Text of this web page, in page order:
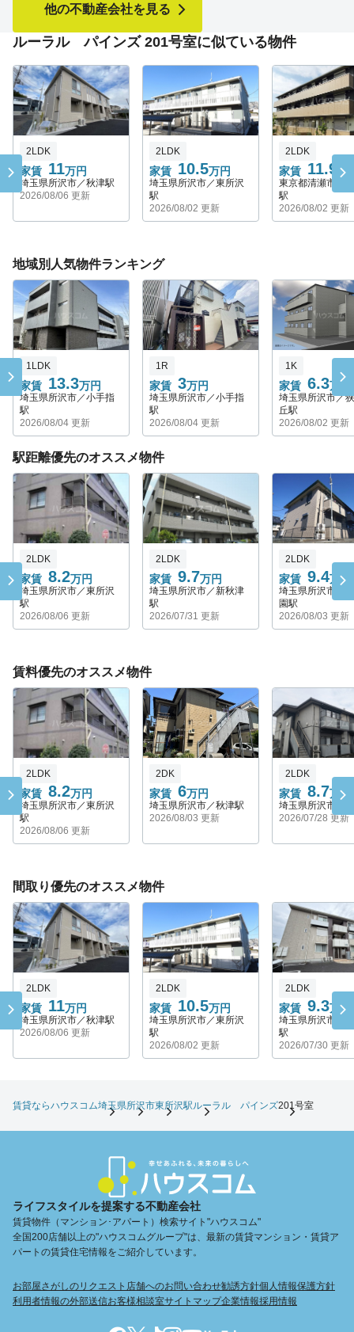
他の不動産会社を見る
ルーラル パインズ 201号室に似ている物件
家賃 11万円
2LDK
埼玉県所沢市／秋津駅
2026/08/06 更新
家賃 10.5万円
2LDK
埼玉県所沢市／東所沢
駅
2026/08/02 更新
家賃 11.9 万
2LDK
東京都清瀬市／
駅
2026/08/02 更新
地域別人気物件ランキング
家賃 13.3万円
1LDK
埼玉県所沢市／小手指
駅
2026/08/04 更新
家賃 3万円
1R
埼玉県所沢市／小手指
駅
2026/08/04 更新
家賃 6.3万円
1K
埼玉県所沢市／
丘駅
2026/08/02 更新
駅距離優先のオススメ物件
家賃 8.2万円
2LDK
埼玉県所沢市／東所沢
駅
2026/08/06 更新
家賃 9.7万円
2LDK
埼玉県所沢市／新秋津
駅
2026/07/31 更新
家賃 9.4万円
2LDK
埼玉県所沢市／
園駅
2026/08/03 更新
賃料優先のオススメ物件
家賃 8.2万円
2LDK
埼玉県所沢市／東所沢
駅
2026/08/06 更新
家賃 6万円
2DK
埼玉県所沢市／秋津駅
2026/08/03 更新
家賃 8.7万円
2LDK
埼玉県所沢市／
2026/07/28 更新
間取り優先のオススメ物件
家賃 11万円
2LDK
埼玉県所沢市／秋津駅
2026/08/06 更新
家賃 10.5万円
2LDK
埼玉県所沢市／東所沢
駅
2026/08/02 更新
家賃 9.3万円
2LDK
埼玉県所沢市／
駅
2026/07/30 更新
賃貸ならハウスコム埼玉県所沢市東所沢駅ルーラル パインズ201号室
ライフスタイルを提案する不動産会社
賃貸物件（マンション･アパート）検索サイト"ハウスコム"
全国200店舗以上の"ハウスコムグループ"は、最新の賃貸マンション・賃貸ア
パートの賃貸住宅情報をご紹介しています。
お部屋さがしのリクエスト 店舗へのお問い合わせ勧誘方針個人情報保護方針
利用者情報の外部送信お客様相談室サイトマップ企業情報採用情報